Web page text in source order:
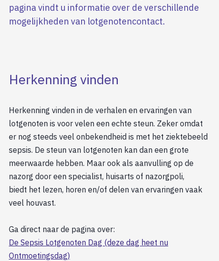
pagina vindt u informatie over de verschillende
mogelijkheden van lotgenotencontact.
Herkenning vinden
Herkenning vinden in de verhalen en ervaringen van
lotgenoten is voor velen een echte steun. Zeker omdat
er nog steeds veel onbekendheid is met het ziektebeeld
sepsis. De steun van lotgenoten kan dan een grote
meerwaarde hebben. Maar ook als aanvulling op de
nazorg door een specialist, huisarts of nazorgpoli,
biedt het lezen, horen en/of delen van ervaringen vaak
veel houvast.
Ga direct naar de pagina over:
De Sepsis Lotgenoten Dag (deze dag heet nu
Ontmoetingsdag)